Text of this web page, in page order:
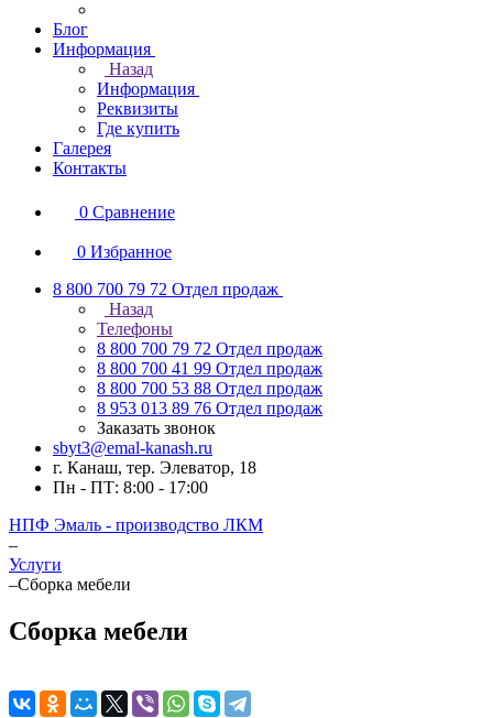
Блог
Информация
Назад
Информация
Реквизиты
Где купить
Галерея
Контакты
0 Сравнение
0 Избранное
8 800 700 79 72 Отдел продаж
Назад
Телефоны
8 800 700 79 72 Отдел продаж
8 800 700 41 99 Отдел продаж
8 800 700 53 88 Отдел продаж
8 953 013 89 76 Отдел продаж
Заказать звонок
sbyt3@emal-kanash.ru
г. Канаш, тер. Элеватор, 18
Пн - ПТ: 8:00 - 17:00
НПФ Эмаль - производство ЛКМ
–
Услуги
–Сборка мебели
Сборка мебели